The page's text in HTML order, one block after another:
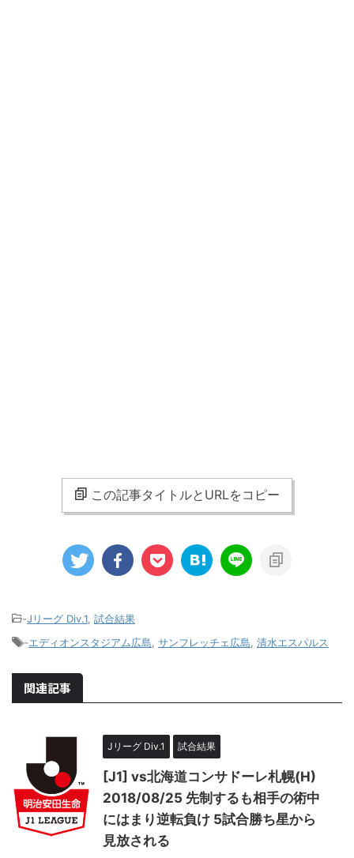
この記事タイトルとURLをコピー
-Jリーグ Div.1 試合結果
-エディオンスタジアム広島 サンフレッチェ広島 清水エスパルス
関連記事
Jリーグ Div.1 試合結果
[J1] vs北海道コンサドーレ札幌(H)
2018/08/25 先制するも相手の術中
にはまり逆転負け 5試合勝ち星から
見放される